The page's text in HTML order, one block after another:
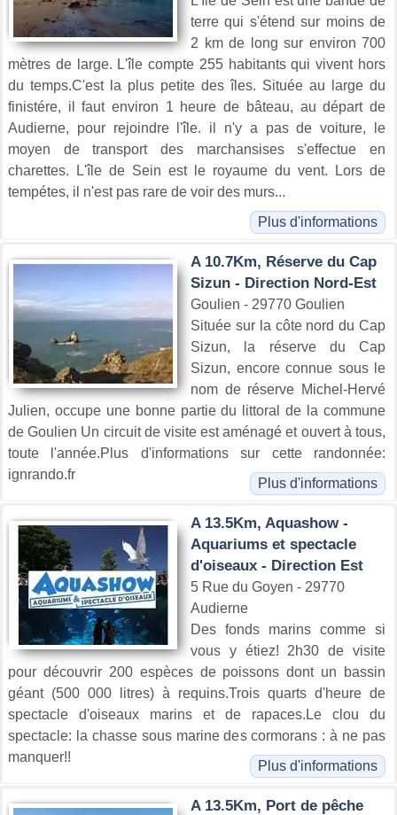
terre qui s'étend sur moins de
2 km de long sur environ 700
mètres de large. L'île compte 255 habitants qui vivent hors
du temps.C'est la plus petite des îles. Située au large du
finistére, il faut environ 1 heure de bâteau, au départ de
Audierne, pour rejoindre l'île. il n'y a pas de voiture, le
moyen de transport des marchansises s'effectue en
charettes. L'île de Sein est le royaume du vent. Lors de
tempétes, il n'est pas rare de voir des murs...
Plus d'informations
A 10.7Km, Réserve du Cap
Sizun - Direction Nord-Est
Goulien - 29770 Goulien
Située sur la côte nord du Cap
Sizun, la réserve du Cap
Sizun, encore connue sous le
nom de réserve Michel-Hervé
Julien, occupe une bonne partie du littoral de la commune
de Goulien Un circuit de visite est aménagé et ouvert à tous,
toute l'année.Plus d'informations sur cette randonnée:
ignrando.fr
Plus d'informations
A 13.5Km, Aquashow -
Aquariums et spectacle
d'oiseaux - Direction Est
5 Rue du Goyen - 29770
Audierne
Des fonds marins comme si
vous y étiez! 2h30 de visite
pour découvrir 200 espèces de poissons dont un bassin
géant (500 000 litres) à requins.Trois quarts d'heure de
spectacle d'oiseaux marins et de rapaces.Le clou du
spectacle: la chasse sous marine des cormorans : à ne pas
manquer!!
Plus d'informations
A 13.5Km, Port de pêche